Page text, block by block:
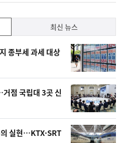
상
승
최신 뉴스
종부세 과세 대상
점 국립대 3곳 신
실현…KTX·SRT